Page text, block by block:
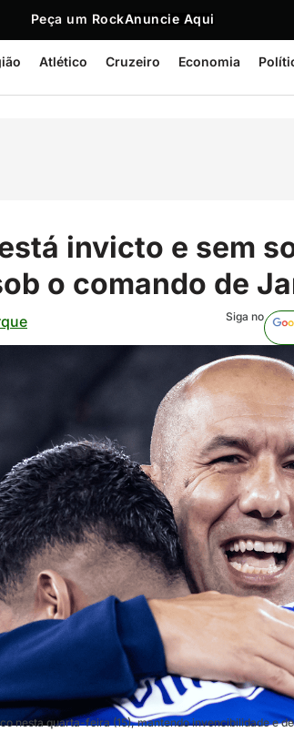
Peça um RockAnuncie Aqui
Atlético Cruzeiro Economia
invicto e sem
o comando de
Siga no
nesta quarta-feira (15), mantendo invencibilidade e